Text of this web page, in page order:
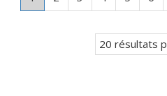
Page
20 résultats